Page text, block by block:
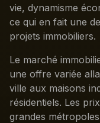
vie, dynamisme
ce qui en fait une
projets immobiliers.
Le marché
une offre variée
ville aux maisons
résidentiels. Les
grandes